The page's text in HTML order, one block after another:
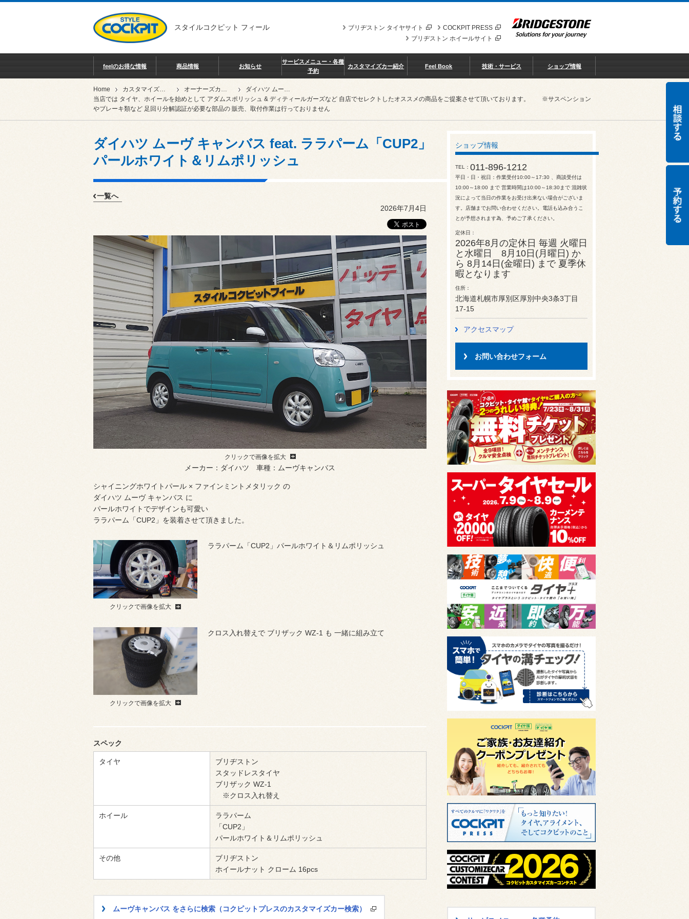
スタイルコクピット フィール COCKPIT PRESS
ブリヂストン タイヤサイト
ブリヂストン ホイールサイト
feelのお得な情報 商品情報 お知らせ
サービスメニュー・各種
予約
カスタマイズカー紹介 Feel Book 技術・サービス ショップ情報
Home カスタマイズカー紹介 オーナーズカーインデックス
ダイハツ ムーヴ キャンバス feat. ララパーム「CUP2」パールホワイト＆リムポリッシュ
当店では タイヤ、ホイールを始めとして アダムスポリッシュ & ディティールガーズなど 自店でセレクトしたオススメの商品をご提案させて頂いております。 ※サスペンション
やブレーキ類など 足回り分解認証が必要な部品の 販売、取付作業は行っておりません
ダイハツ ムーヴ キャンバス feat. ララパーム「CUP2」
パールホワイト＆リムポリッシュ
一覧へ
2026年7月4日
クリックで画像を拡大
メーカー：ダイハツ 車種：ムーヴキャンバス
シャイニングホワイトパール × ファインミントメタリック の
ダイハツ ムーヴ キャンバス に
パールホワイトでデザインも可愛い
ララパーム「CUP2」を装着させて頂きました。
クリックで画像を拡大
ララパーム「CUP2」パールホワイト＆リムポリッシュ
クリックで画像を拡大
クロス入れ替えで ブリザック WZ-1 も 一緒に組み立て
スペック
タイヤ
ブリヂストン
スタッドレスタイヤ
ブリザック WZ-1
※クロス入れ替え
ホイール
ララパーム
「CUP2」
パールホワイト＆リムポリッシュ
その他
ブリヂストン
ホイールナット クローム 16pcs
ムーヴキャンバス をさらに検索（コクピットプレスのカスタマイズカー検索）
ショップ情報
TEL 011-896-1212
平日・日・祝日：作業受付10:00～17:30 、商談受付は
10:00～18:00 まで 営業時間は10:00～18:30まで 混雑状
況によって当日の作業をお受け出来ない場合がございま
す。店舗までお問い合わせください。電話も込み合うこ
とが予想されます為、予めご了承ください。
定休日
2026年8月の定休日 毎週 火曜日
と水曜日 8月10日(月曜日) か
ら 8月14日(金曜日) まで 夏季休
暇となります
住所
北海道札幌市厚別区厚別中央3条3丁目
17-15
アクセスマップ
お問い合わせフォーム